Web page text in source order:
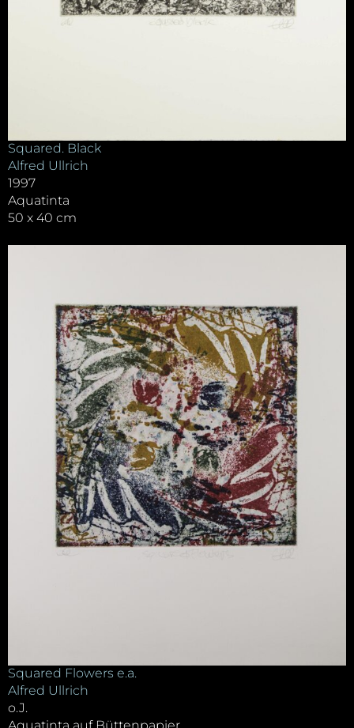
Squared. Black
Alfred Ullrich
1997
Aquatinta
50 x 40 cm
Squared Flowers e.a.
Alfred Ullrich
o.J.